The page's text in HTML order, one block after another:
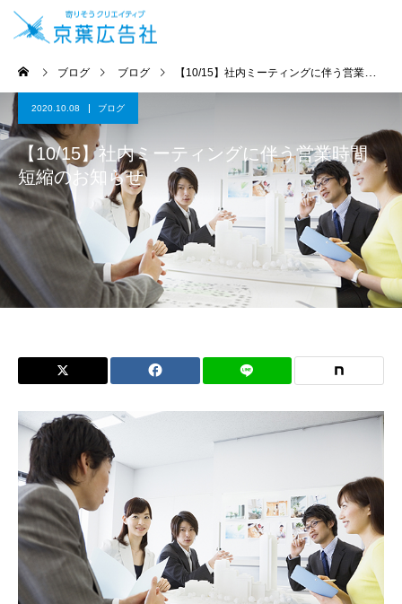
ブログ ブログ 【10/15】社内ミーティングに伴う営業時間短縮のお知らせ
2020.10.08 ブログ
【10/15】社内ミーティングに伴う営業時間
短縮のお知らせ